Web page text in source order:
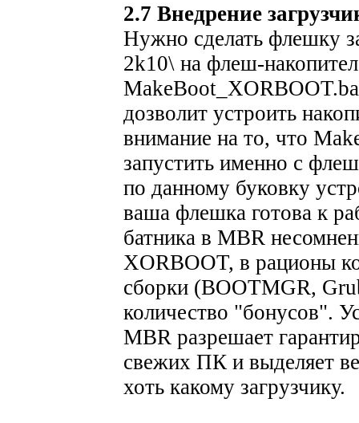
2.7 Внедрение
Нужно сделать флешку
2k10\ на флеш-
дозволит устроить
внимание на то, что
запустить именно с
по данному буковку
ваша флешка готова к
батника в MBR
XORBOOT, в рационы
сборки (BOOTMGR,
количество "бонусов".
MBR разрешает
свежих ПК и выделяет
хоть какому загрузчику.